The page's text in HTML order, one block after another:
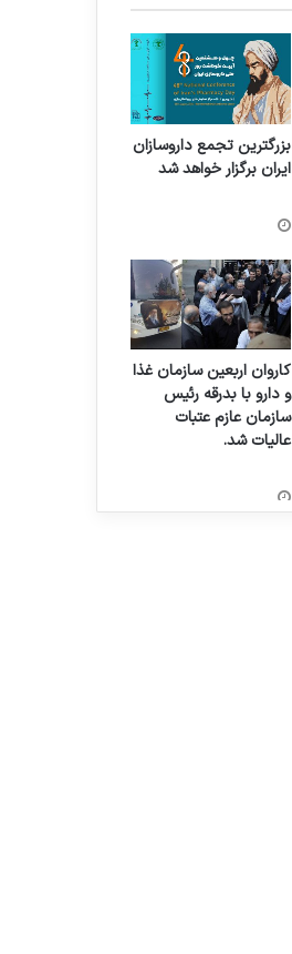
بزرگترین تجمع داروسازان
ایران برگزار خواهد شد
کاروان اربعین سازمان غذا
و دارو با بدرقه رئیس
سازمان عازم عتبات
عالیات شد.